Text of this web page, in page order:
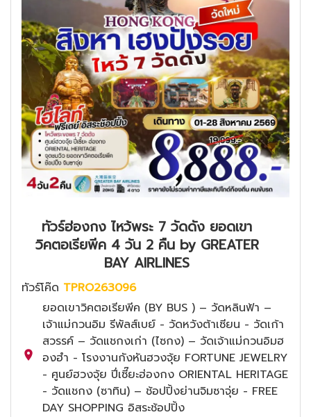
ทัวร์ฮ่องกง ไหว้พระ 7 วัดดัง ยอดเขา
วิคตอเรียพีค 4 วัน 2 คืน by GREATER
BAY AIRLINES
ทัวร์โค๊ด TPRO263096
ยอดเขาวิคตอเรียพีค (BY BUS ) – วัดหลินฟ้า –
เจ้าแม่กวนอิม รีพัลส์เบย์ - วัดหวังต้าเซียน - วัดเก้า
สวรรค์ – วัดแชกงเก่า (ไซกง) – วัดเจ้าแม่กวนอิมฮ
องฮำ - โรงงานกังหันฮวงจุ้ย FORTUNE JEWELRY
- ศูนย์ฮวงจุ้ย ปี่เซี๊ยะฮ่องกง ORIENTAL HERITAGE
- วัดแชกง (ซาทิน) – ช้อปปิ้งย่านจิมซาจุ่ย - FREE
DAY SHOPPING อิสระช้อปปิ้ง